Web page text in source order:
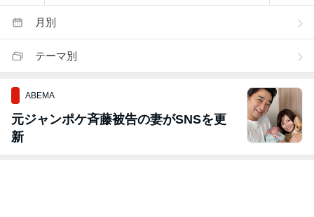
月別
テーマ別
ABEMA
元ジャンポケ斉藤被告の妻がSNSを更
新